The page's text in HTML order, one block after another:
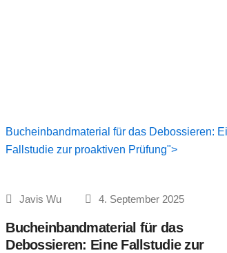
Bucheinbandmaterial für das Debossieren:
Fallstudie zur proaktiven Prüfung">
Javis Wu 4. September 2025
Bucheinbandmaterial für das
Debossieren: Eine Fallstudie zur